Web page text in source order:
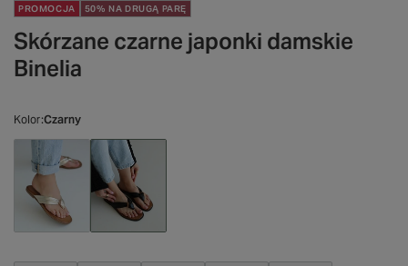
PROMOCJA 50% NA DRUGĄ PARĘ
Skórzane czarne japonki damskie
Binelia
Kolor Czarny